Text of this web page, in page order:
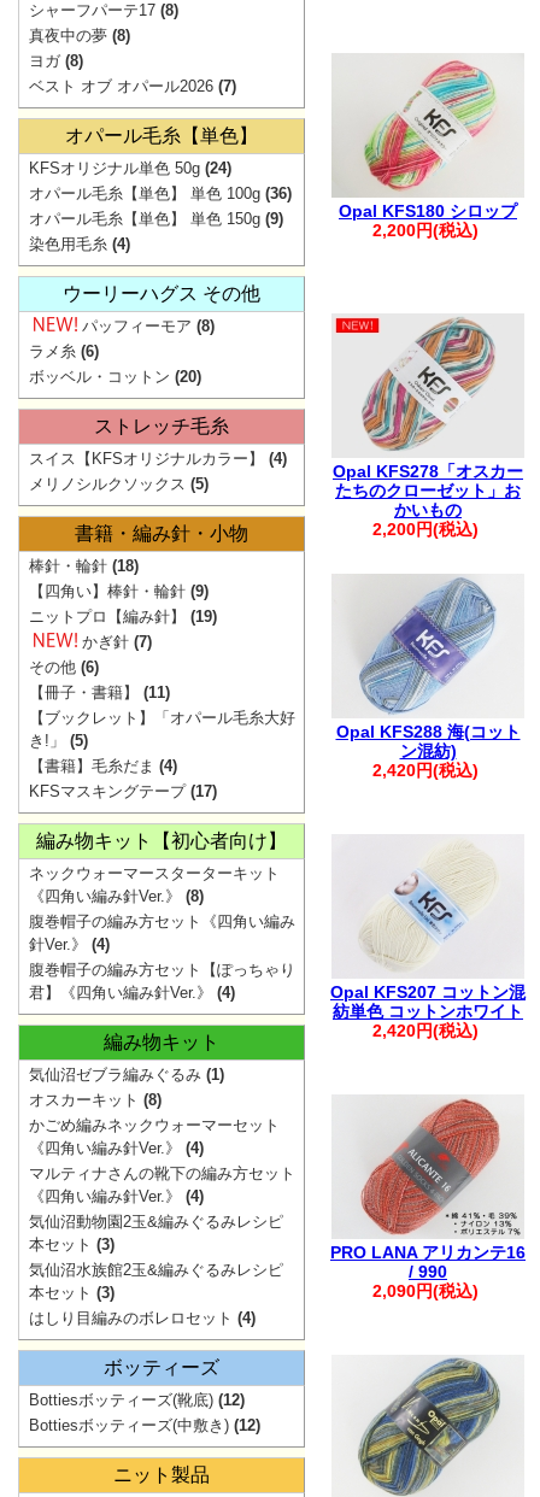
ご注文
。.。:+* ゜
弊社からの
迷惑
ご注文・お問
。.。:+* ゜ ゜
【ご注文に関
・ご登録の際
さい。
・ご注文後は
確認ください。
※購入履歴に
ざいますので
・ご入金後の
・商品の取り
・着日指定は
※1週間を超え
ます。
・複数回に分
文につきまし
います。
・お振込みで
ご注文も1件
・自動返信メ
ご連絡くださ
※※弊社からの
入りますが、
。.。:+* ゜ ゜
Opal KFS180 シロップ
2,200円(税込)
Opal KFS278「オスカー
たちのクローゼット」お
かいもの
2,200円(税込)
Opal KFS288 海(コット
ン混紡)
2,420円(税込)
Opal KFS207 コットン混
紡単色 コットンホワイト
2,420円(税込)
PRO LANA アリカンテ16
/ 990
2,090円(税込)
シャーフパーテ17 (8)
真夜中の夢 (8)
ヨガ(8)
ベスト オブ オパール2026 (7)
オパール毛糸【単色】
KFSオリジナル単色 50g (24)
オパール毛糸【単色】 単色 100g (36)
オパール毛糸【単色】 単色 150g (9)
染色用毛糸 (4)
ウーリーハグス その他
パッフィーモア (8)
ラメ糸 (6)
ボッベル・コットン (20)
ストレッチ毛糸
スイス【KFSオリジナルカラー】
(4)
メリノシルクソックス (5)
書籍・編み針・小物
棒針・輪針 (18)
【四角い】棒針・輪針 (9)
ニットプロ【編み針】
(19)
かぎ針 (7)
その他 (6)
【冊子・書籍】
(11)
【ブックレット】「オパール毛糸大好
き!」
(5)
【書籍】毛糸だま (4)
KFSマスキングテープ(17)
編み物キット【初心者向け】
ネックウォーマースターターキット
《四角い編み針Ver.》
(8)
腹巻帽子の編み方セット《四角い編み
針Ver.》
(4)
腹巻帽子の編み方セット【ぽっちゃり
君】《四角い編み針Ver.》
(4)
編み物キット
気仙沼ゼブラ編みぐるみ (1)
オスカーキット (8)
かごめ編みネックウォーマーセット
《四角い編み針Ver.》
(4)
マルティナさんの靴下の編み方セット
《四角い編み針Ver.》
(4)
気仙沼動物園2玉&編みぐるみレシピ
本セット (3)
気仙沼水族館2玉&編みぐるみレシピ
本セット (3)
はしり目編みのボレロセット (4)
ボッティーズ
Bottiesボッティーズ(靴底) (12)
Bottiesボッティーズ(中敷き) (12)
ニット製品